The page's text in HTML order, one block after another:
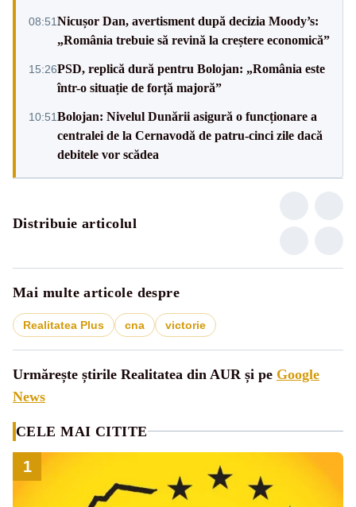
08:51Nicușor Dan, avertisment după decizia Moody’s:
„România trebuie să revină la creștere economică”
15:26PSD, replică dură pentru Bolojan: „România este
într-o situație de forță majoră”
10:51Bolojan: Nivelul Dunării asigură o funcționare a
centralei de la Cernavodă de patru-cinci zile dacă
debitele vor scădea
Distribuie articolul
Mai multe articole despre
Realitatea Plus cna victorie
Urmărește știrile Realitatea din AUR și pe Google
News
CELE MAI CITITE
1